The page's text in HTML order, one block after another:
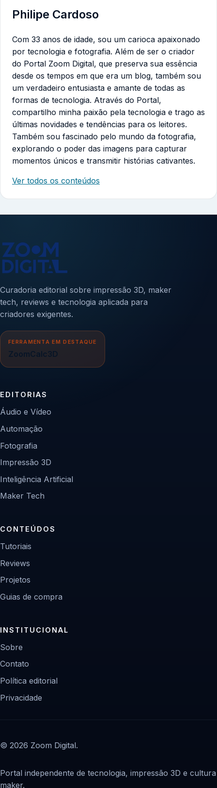
Philipe Cardoso
Com 33 anos de idade, sou um carioca apaixonado
por tecnologia e fotografia. Além de ser o criador
do Portal Zoom Digital, que preserva sua essência
desde os tempos em que era um blog, também sou
um verdadeiro entusiasta e amante de todas as
formas de tecnologia. Através do Portal,
compartilho minha paixão pela tecnologia e trago as
últimas novidades e tendências para os leitores.
Também sou fascinado pelo mundo da fotografia,
explorando o poder das imagens para capturar
momentos únicos e transmitir histórias cativantes.
Ver todos os conteúdos
Curadoria editorial sobre impressão 3D, maker
tech, reviews e tecnologia aplicada para
criadores exigentes.
FERRAMENTA EM DESTAQUE
ZoomCalc3D
EDITORIAS
Áudio e Vídeo
Automação
Fotografia
Impressão 3D
Inteligência Artificial
Maker Tech
CONTEÚDOS
Tutoriais
Reviews
Projetos
Guias de compra
INSTITUCIONAL
Sobre
Contato
Política editorial
Privacidade
© 2026 Zoom Digital.
Portal independente de tecnologia, impressão 3D e cultura
maker.